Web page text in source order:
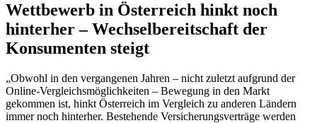
Wettbewerb in Österreich hinkt noch
hinterher – Wechselbereitschaft der
Konsumenten steigt
„Obwohl in den vergangenen Jahren – nicht zuletzt aufgrund der
Online-Vergleichsmöglichkeiten – Bewegung in den Markt
gekommen ist, hinkt Österreich im Vergleich zu anderen Ländern
immer noch hinterher. Bestehende Versicherungsverträge werden